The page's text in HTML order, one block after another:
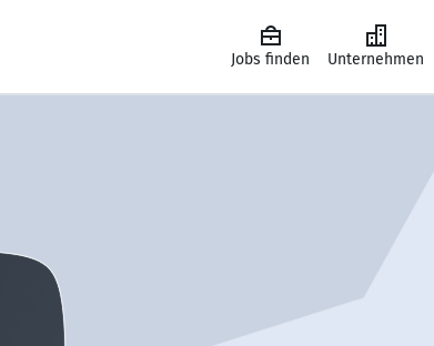
Jobs finden Unternehmen